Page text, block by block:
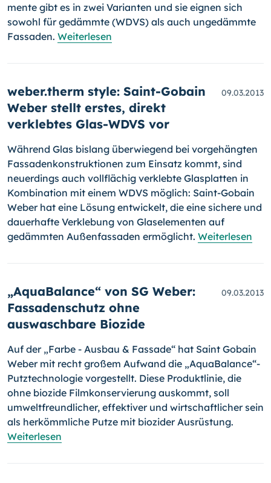
mente gibt es in zwei Vari­anten und sie eignen sich
sowohl für gedämmte (WDVS) als auch ungedämmte
Fassa­den. Weiterlesen
weber.therm style: Saint-Gobain
Weber stellt erstes, direkt
verklebtes Glas-WDVS vor
09.03.2013
Während Glas bislang überwiegend bei vorgehängten
Fassadenkon­struktionen zum Einsatz kommt, sind
neuerdings auch vollflächig ver­klebte Glas­plat­ten in
Kombination mit einem WDVS möglich: Saint-Gobain
Weber hat eine Lösung entwickelt, die eine sichere und
dauer­hafte Verklebung von Glaselementen auf
gedämmten Außenfassaden ermöglicht. Weiterlesen
„AquaBalance“ von SG Weber:
Fassadenschutz ohne
auswaschbare Biozide
09.03.2013
Auf der „Farbe - Ausbau & Fassade“ hat Saint Gobain
Weber mit recht großem Aufwand die „AquaBalance“-
Putztechnologie vorgestellt. Diese Produktlinie, die
ohne biozide Filmkonservierung auskommt, soll
umwelt­freundlicher, effektiver und wirtschaftlicher sein
als herkömmliche Putze mit biozider Ausrüstung.
Weiterlesen